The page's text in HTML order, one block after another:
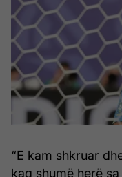
“E kam shkruar
kaq shumë herë